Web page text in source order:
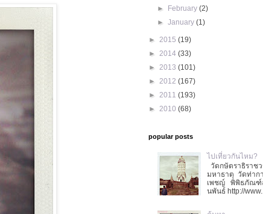
►
February(2)
►January(1)
► 2015 (19)
► 2014 (33)
► 2013 (101)
► 2012 (167)
► 2011 (193)
► 2010 (68)
popular posts
ไปเที่ยวกันไหม?
วัดกษัตราธิราช
มหาธาตุ วัดท่าก
เพชญ์ พิพิธภัณฑ์ล้
นพันธ์ http://